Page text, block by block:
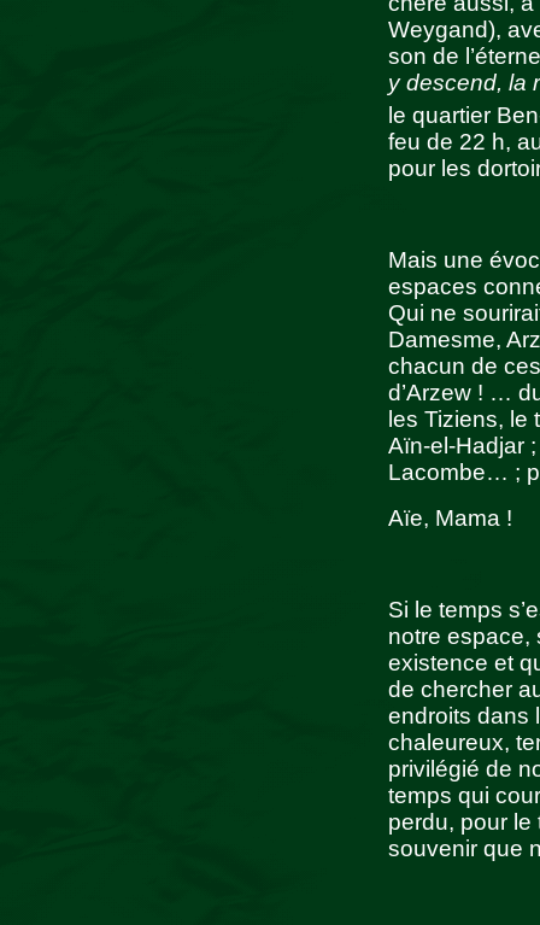
Weygand),
son de
y descend, la
le quartier
feu de 22 h,
pour les
Mais une
espaces
Qui ne
Damesme,
chacun de
d’Arzew ! …
les Tiziens, le
Aïn-el-Hadjar
Lacombe… ;
Aïe, Mama !
Si le temps
notre espace,
existence et
de chercher
endroits dans
chaleureux,
privilégié de
temps qui
perdu, pour le
souvenir que